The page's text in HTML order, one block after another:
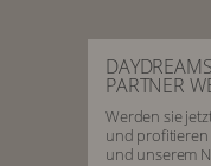
DAYDREAMS
PARTNER
Werden sie
und profitieren
und unserem